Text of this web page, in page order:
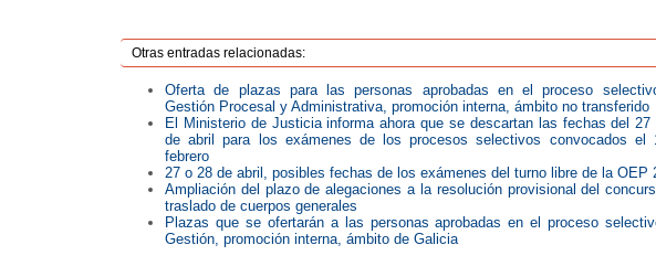
Otras entradas relacionadas:
Oferta de plazas para las personas aprobadas en el proceso
Gestión Procesal y Administrativa, promoción interna, ámbito no transferido
El Ministerio de Justicia informa ahora que se descartan las fechas del 27
de abril para los exámenes de los procesos selectivos convocados el
febrero
27 o 28 de abril, posibles fechas de los exámenes del turno libre de la OEP
Ampliación del plazo de alegaciones a la resolución provisional del
traslado de cuerpos generales
Plazas que se ofertarán a las personas aprobadas en el proceso
Gestión, promoción interna, ámbito de Galicia